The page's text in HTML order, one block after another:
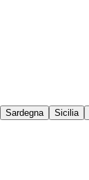
Sardegna Sicilia